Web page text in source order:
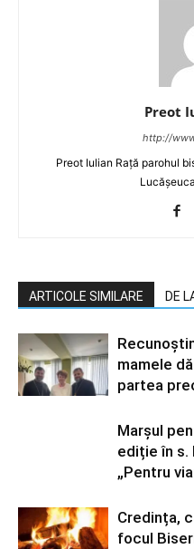
Preot
http://
Preot Iulian Rață parohul
ARTICOLE SIMILARE DE
mamele
partea
Marșul
ediție în s.
„Pentru
Credința,
focul